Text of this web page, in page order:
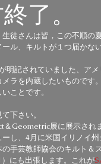
了。
徒さんは皆，この不順の
ル、キルトが１つ届かな
明記されていました、アメ
ラを内蔵したいものです。
ことです。
下さい。
Geometric展に展示され
し、4月に米国イリノイ
手芸教師協会のキルト＆
）にも出張します。これが